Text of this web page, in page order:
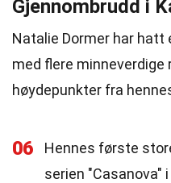
Gjennombrudd i
Natalie Dormer har hatt
med flere minneverdige
høydepunkter fra
06
Hennes første
serien "Casanova"